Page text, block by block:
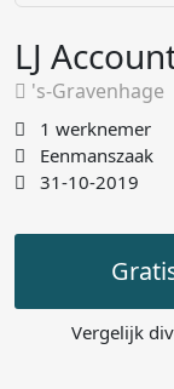
LJ
's-Gravenhage
1 werknemer
Eenmanszaak
31-10-2019
Vergelijk